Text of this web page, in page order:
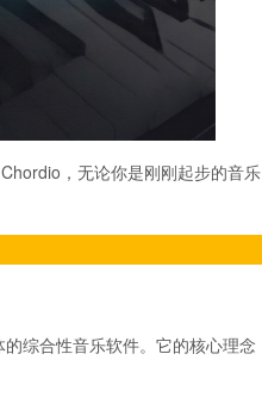
，无论你是刚刚起步的音乐
综合性音乐软件。它的核心理念